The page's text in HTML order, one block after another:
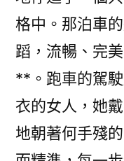
格中。那泊車
蹈，流暢、完
**。跑車的駕
衣的女人，她
地朝著何手殘